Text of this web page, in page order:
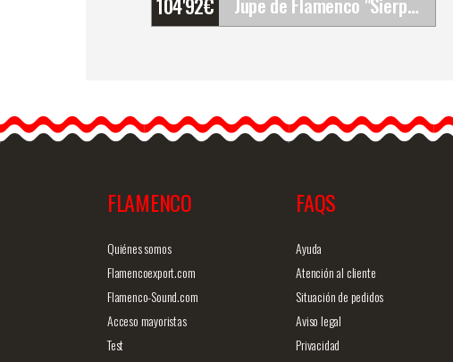
Jupe longue avec ceinture.
Volant supérieur en tissu…
FLAMENCO
Quiénes somos
Flamencoexport.com
Flamenco-Sound.com
Acceso mayoristas
Test
FAQS
Ayuda
Atención al cliente
Situación de pedidos
Aviso legal
Privacidad